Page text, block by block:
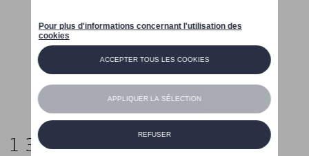
1 359,00 €